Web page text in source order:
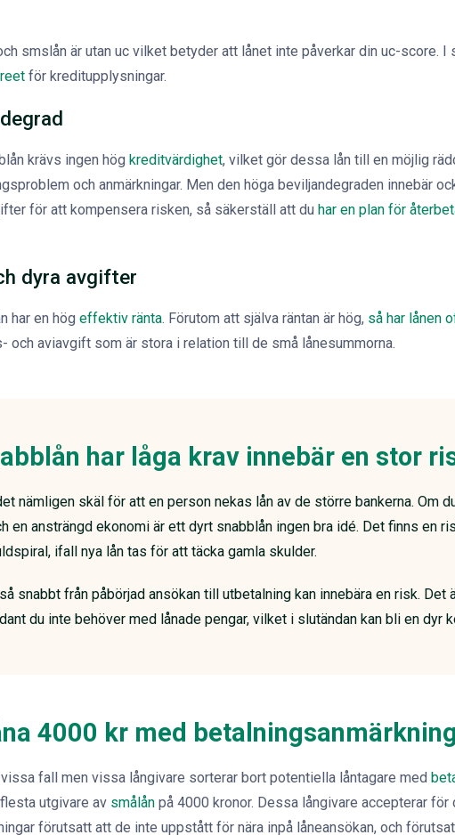
smslån är utan uc vilket betyder att lånet inte påverkar din uc-score. I
för kreditupplysningar.
krävs ingen hög kreditvärdighet, vilket gör dessa lån till en möjlig
och anmärkningar. Men den höga beviljandegraden innebär
för att kompensera risken, så säkerställ att du har en plan för
dyra avgifter
har en hög effektiv ränta. Förutom att själva räntan är hög, så har lånen
och aviavgift som är stora i relation till de små lånesummorna.
har låga krav innebär en stor
nämligen skäl för att en person nekas lån av de större bankerna. Om
en ansträngd ekonomi är ett dyrt snabblån ingen bra idé. Det finns en
ifall nya lån tas för att täcka gamla skulder.
snabbt från påbörjad ansökan till utbetalning kan innebära en risk.
du inte behöver med lånade pengar, vilket i slutändan kan bli en dyr
4000 kr med
fall men vissa långivare sorterar bort potentiella låntagare med
utgivare av smålånpå 4000 kronor. Dessa långivare accepterar för
förutsatt att de inte uppstått för nära inpå låneansökan, och